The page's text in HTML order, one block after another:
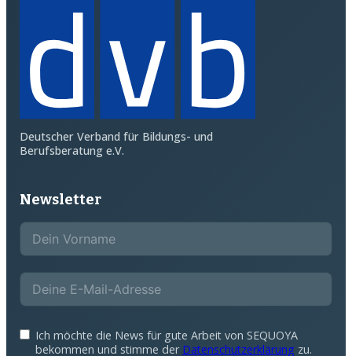
Deutscher Verband für Bildungs- und
Berufsberatung e.V.
Newsletter
Ich möchte die News für gute Arbeit von SEQUOYA
bekommen und stimme der Datenschutzerklärung zu.